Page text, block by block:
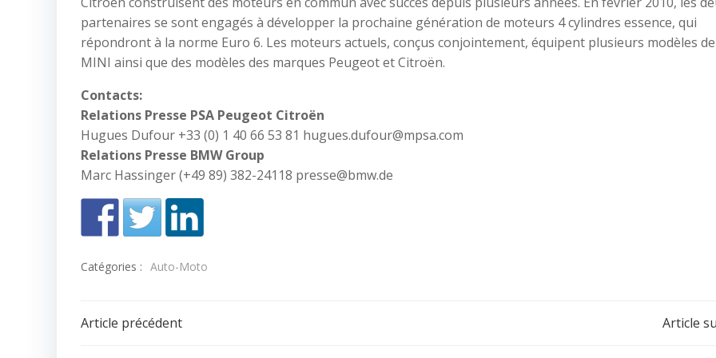
partenaires se sont engagés à développer la prochaine génération de moteurs 4 cylindres essence, qui
répondront à la norme Euro 6. Les moteurs actuels, conçus conjointement, équipent plusieurs modèles de
MINI ainsi que des modèles des marques Peugeot et Citroën.
Contacts:
Relations Presse PSA Peugeot Citroën
Hugues Dufour +33 (0) 1 40 66 53 81 hugues.dufour@mpsa.com
Relations Presse BMW Group
Marc Hassinger (+49 89) 382-24118 presse@bmw.de
Catégories : Auto-Moto
Navigation
Article précédent Article